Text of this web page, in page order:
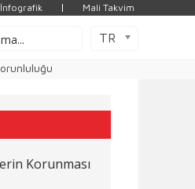
İnfografik Mali Takvim
TR
Korunması